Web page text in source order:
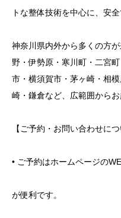
トな整体技術を中心に、安
神奈川県内外から多くの方
野・伊勢原・寒川町・二宮
市・横須賀市・茅ヶ崎・相
崎・鎌倉など、広範囲からお
【ご予約・お問い合わせにつ
• ご予約はホームページの
が便利です。